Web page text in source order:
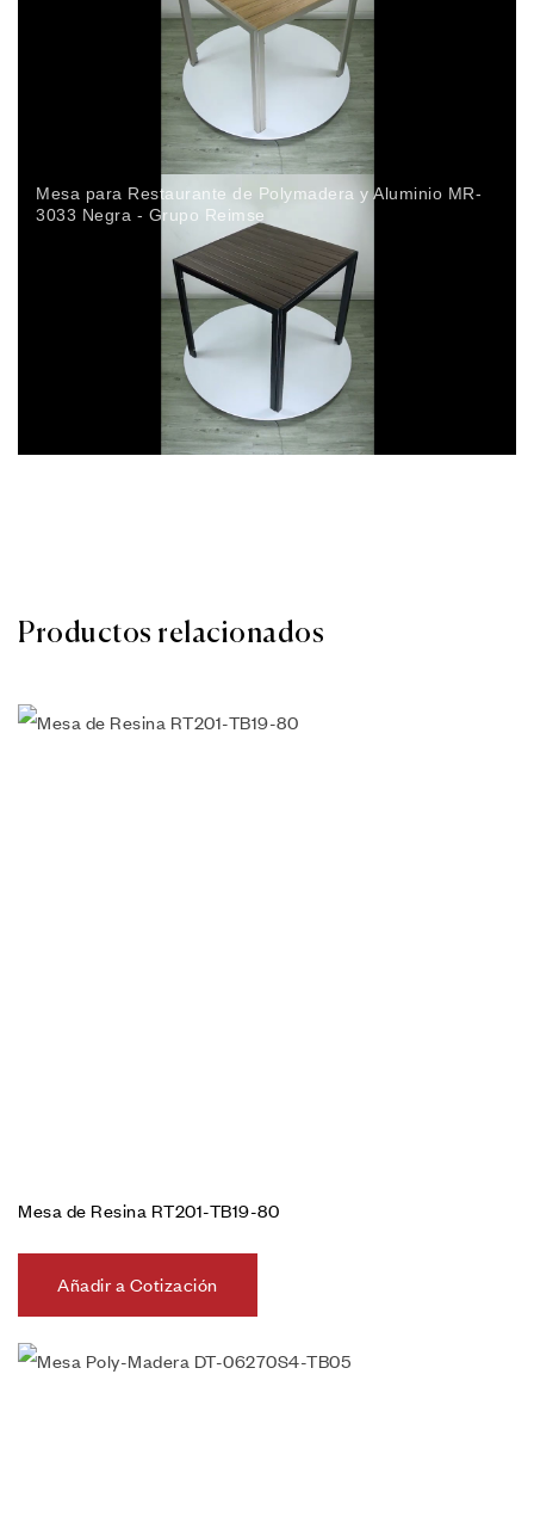
Mesa para Restaurante de Polymadera y Aluminio MR-
3033 Negra - Grupo Reimse
Productos relacionados
Mesa de Resina RT201-TB19-80
Añadir a Cotización